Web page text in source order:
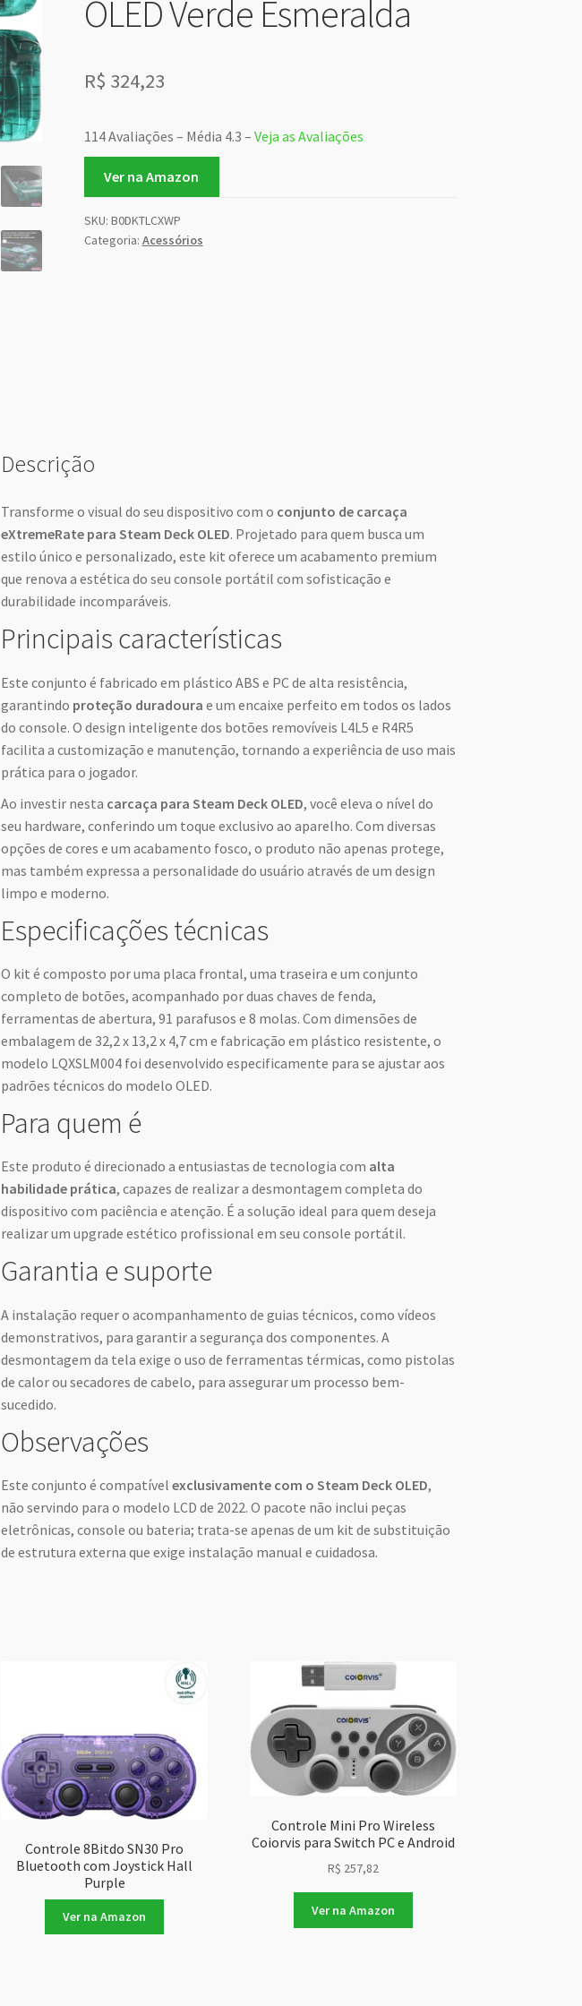
OLED Verde Esmeralda
R$ 324,23
114 Avaliações – Média 4.3 – Veja as Avaliações
Ver na Amazon
SKU: B0DKTLCXWP
Categoria: Acessórios
Descrição
Transforme o visual do seu dispositivo com o conjunto de carcaça
eXtremeRate para Steam Deck OLED. Projetado para quem busca um
estilo único e personalizado, este kit oferece um acabamento premium
que renova a estética do seu console portátil com sofisticação e
durabilidade incomparáveis.
Principais características
Este conjunto é fabricado em plástico ABS e PC de alta resistência,
garantindo proteção duradoura e um encaixe perfeito em todos os lados
do console. O design inteligente dos botões removíveis L4L5 e R4R5
facilita a customização e manutenção, tornando a experiência de uso mais
prática para o jogador.
Ao investir nesta carcaça para Steam Deck OLED, você eleva o nível do
seu hardware, conferindo um toque exclusivo ao aparelho. Com diversas
opções de cores e um acabamento fosco, o produto não apenas protege,
mas também expressa a personalidade do usuário através de um design
limpo e moderno.
Especificações técnicas
O kit é composto por uma placa frontal, uma traseira e um conjunto
completo de botões, acompanhado por duas chaves de fenda,
ferramentas de abertura, 91 parafusos e 8 molas. Com dimensões de
embalagem de 32,2 x 13,2 x 4,7 cm e fabricação em plástico resistente, o
modelo LQXSLM004 foi desenvolvido especificamente para se ajustar aos
padrões técnicos do modelo OLED.
Para quem é
Este produto é direcionado a entusiastas de tecnologia com alta
habilidade prática, capazes de realizar a desmontagem completa do
dispositivo com paciência e atenção. É a solução ideal para quem deseja
realizar um upgrade estético profissional em seu console portátil.
Garantia e suporte
A instalação requer o acompanhamento de guias técnicos, como vídeos
demonstrativos, para garantir a segurança dos componentes. A
desmontagem da tela exige o uso de ferramentas térmicas, como pistolas
de calor ou secadores de cabelo, para assegurar um processo bem-
sucedido.
Observações
Este conjunto é compatívelexclusivamente com o Steam Deck OLED,
não servindo para o modelo LCD de 2022. O pacote não inclui peças
eletrônicas, console ou bateria; trata-se apenas de um kit de substituição
de estrutura externa que exige instalação manual e cuidadosa.
Controle 8Bitdo SN30 Pro
Bluetooth com Joystick Hall
Purple
Ver na Amazon
Controle Mini Pro Wireless
Coiorvis para Switch PC e Android
R$ 257,82
Ver na Amazon